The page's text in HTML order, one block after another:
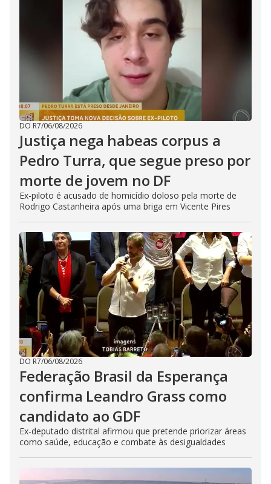
DO R7/06/08/2026
Justiça nega habeas corpus a
Pedro Turra, que segue preso por
morte de jovem no DF
Ex-piloto é acusado de homicídio doloso pela morte de
Rodrigo Castanheira após uma briga em Vicente Pires
DO R7/06/08/2026
Federação Brasil da Esperança
confirma Leandro Grass como
candidato ao GDF
Ex-deputado distrital afirmou que pretende priorizar áreas
como saúde, educação e combate às desigualdades